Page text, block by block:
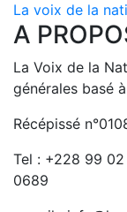
La voix de la
A
La Voix de la
générales basé
Récépissé
Tel : +228 99
0689